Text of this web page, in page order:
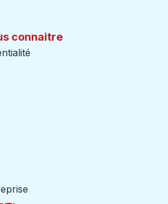
connaitre